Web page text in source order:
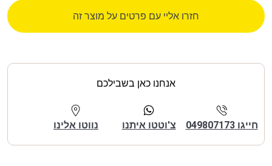
חזרו אליי עם פרטים על מוצר זה
אנחנו כאן בשבילכם
חייגו 049807173 צ'וטטו איתנו נווטו אלינו